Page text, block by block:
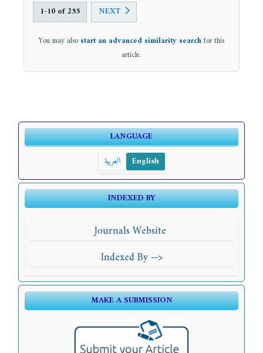
1-10 of 255 NEXT
You may alsostart an advanced similarity searchfor this
article.
LANGUAGE
العربية
English
INDEXED BY
Journals Website
Indexed By -->
MAKE A SUBMISSION